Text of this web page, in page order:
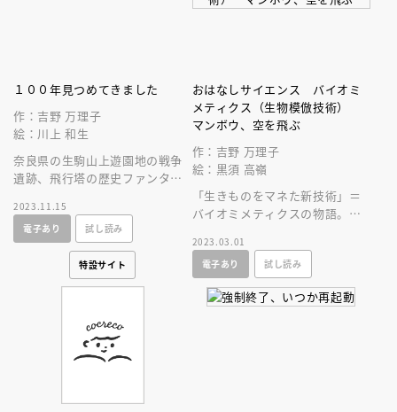
１００年見つめてきました
作：吉野 万理子
絵：川上 和生
奈良県の生駒山上遊園地の戦争
遺跡、飛行塔の歴史ファンタジ
けた戦争、経済成長、令和まで
の歴史童話。
2023.11.15
電子あり
試し読み
特設サイト
おはなしサイエンス バイオミ
メティクス（生物模倣技術）
マンボウ、空を飛ぶ
作：吉野 万理子
絵：黒須 高嶺
「生きものをマネた新技術」＝
バイオミメティクスの物語。タ
ートが！マンボウから未来の飛
行機が誕生！
2023.03.01
電子あり
試し読み